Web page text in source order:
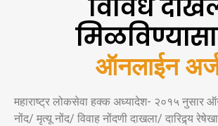
विविध
ऑनलाईन
महाराष्ट्र लोकसेवा हक्क अध्यादेश- २०१५ नुसार
नोंद/ मृत्यू नोंद/ विवाह नोंदणी दाखला/ दारिद्र्य